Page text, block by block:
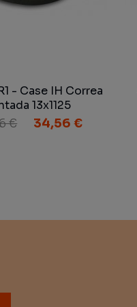
- Case IH Correa
13x1125
€ 34,56 €